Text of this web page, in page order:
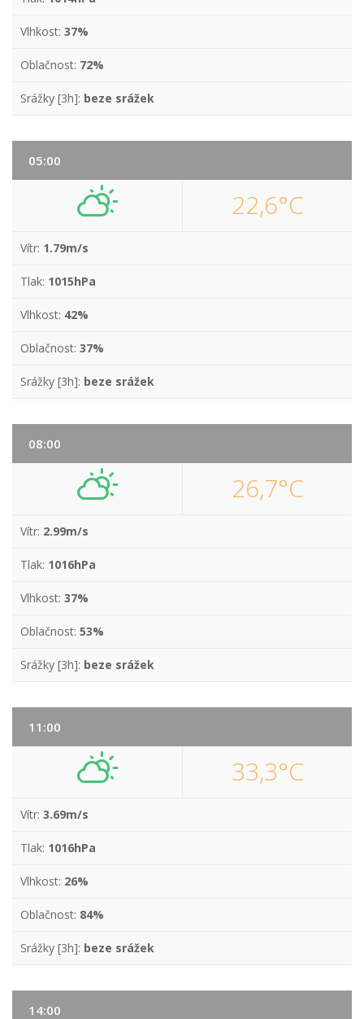
Vlhkost: 37%
Oblačnost: 72%
Srážky [3h]: beze srážek
05:00
22,6°C
Vítr: 1.79m/s
Tlak: 1015hPa
Vlhkost: 42%
Oblačnost: 37%
Srážky [3h]: beze srážek
08:00
26,7°C
Vítr: 2.99m/s
Tlak: 1016hPa
Vlhkost: 37%
Oblačnost: 53%
Srážky [3h]: beze srážek
11:00
33,3°C
Vítr: 3.69m/s
Tlak: 1016hPa
Vlhkost: 26%
Oblačnost: 84%
Srážky [3h]: beze srážek
14:00